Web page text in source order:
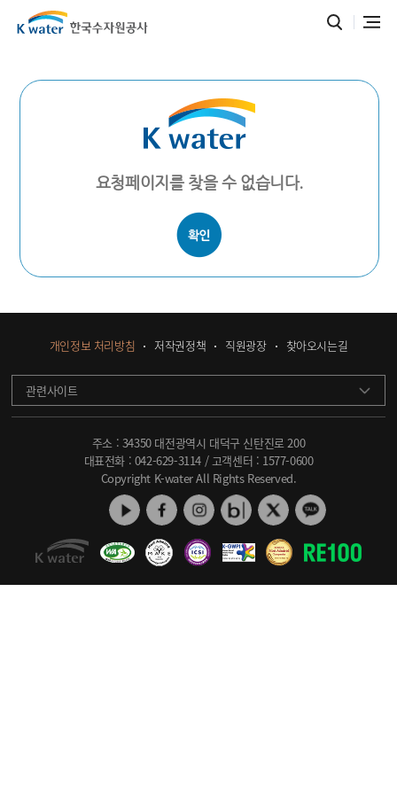
요청페이지를 찾을 수 없습니다.
개인정보 처리방침 저작권정책 직원광장 찾아오시는길
관련사이트
주소 : 34350 대전광역시 대덕구 신탄진로 200
대표전화 : 042-629-3114 / 고객센터 : 1577-0600
Copyright K-water All Rights Reserved.